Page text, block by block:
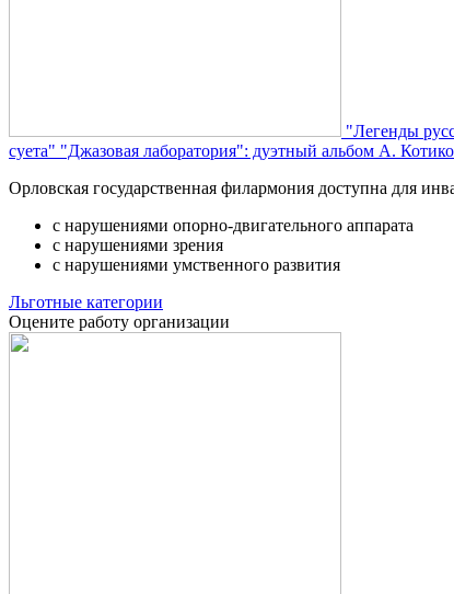
"Легенды
суета" "Джазовая лаборатория": дуэтный альбом А.
Орловская государственная филармония доступна для
с нарушениями опорно-двигательного аппарата
с нарушениями зрения
с нарушениями умственного развития
Льготные категории
Оцените работу организации